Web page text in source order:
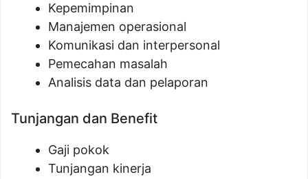
Kepemimpinan
Manajemen operasional
Komunikasi dan interpersonal
Pemecahan masalah
Analisis data dan pelaporan
Tunjangan dan Benefit
Gaji pokok
Tunjangan kinerja